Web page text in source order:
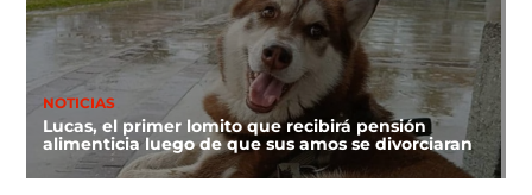
NOTICIAS
Lucas, el primer lomito que recibirá pensión
alimenticia luego de que sus amos se divorciaran